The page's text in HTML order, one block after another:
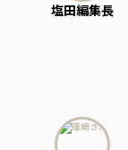
塩田編集長